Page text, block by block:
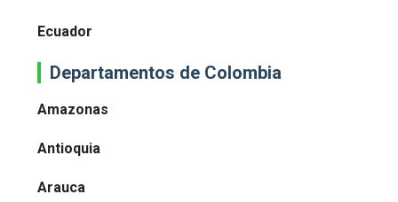
Ecuador
Departamentos de Colombia
Amazonas
Antioquia
Arauca